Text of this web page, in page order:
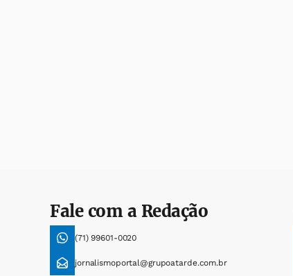
Fale com a Redação
(71) 99601-0020
jornalismoportal@grupoatarde.com.br